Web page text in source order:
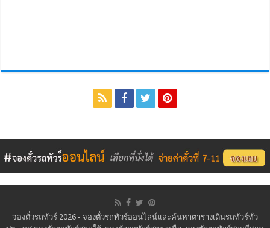
จองตั๋วรถทัวร์ 2026 - จองตั๋วรถทัวร์ออนไลน์และค้นหาตารางเดินรถทัวร์ทั่ว